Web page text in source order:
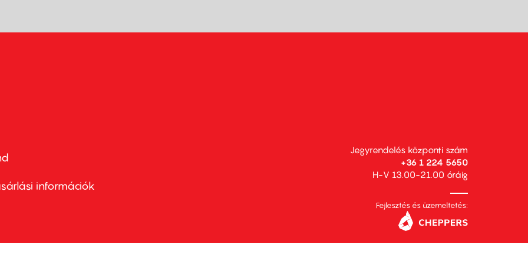
információk
Jegyrendelés központi szám
+36 1 224 5650
H-V 13.00-21.00 óráig
Fejlesztés és üzemeltetés: